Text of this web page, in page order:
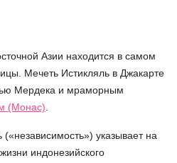
Азии находится в самом
Мечеть Истикляль в Джакарте
Мердека и мраморным
(Монас)
указывает на
индонезийского